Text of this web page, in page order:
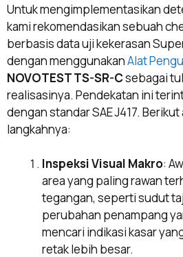
Untuk mengimplementasikan
kami rekomendasikan sebuah
berbasis data uji kekerasan
dengan menggunakanAlat
NOVOTEST TS-SR-Csebagai
realisasinya. Pendekatan ini
dengan standar SAE J417.
langkahnya:
Inspeksi Visual Makro:
area yang paling rawan
tegangan, seperti sudut
perubahan penampang
mencari indikasi kasar
retak lebih besar.